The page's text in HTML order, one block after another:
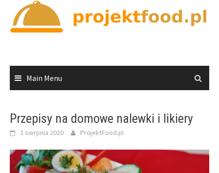
content
Main Menu
Przepisy na domowe nalewki i likiery
2 sierpnia 2020 ProjektFood.pl